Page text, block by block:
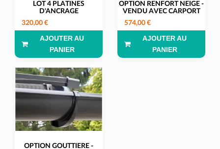
LOT 4 PLATINES
D'ANCRAGE
320,00 €
AJOUTER AU
PANIER
OPTION RENFORT NEIGE -
VENDU AVEC CARPORT
574,00 €
AJOUTER AU
PANIER
OPTION GOUTTIERE -